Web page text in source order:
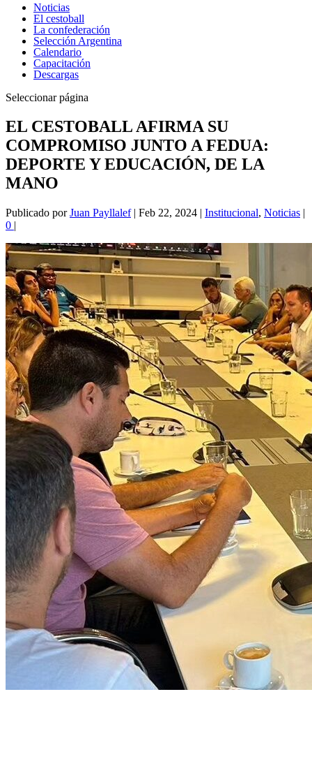
Noticias
El cestoball
La confederación
Selección Argentina
Calendario
Capacitación
Descargas
Seleccionar página
EL CESTOBALL AFIRMA SU
COMPROMISO JUNTO A FEDUA:
DEPORTE Y EDUCACIÓN, DE LA
MANO
Publicado porJuan Payllalef| Feb 22, 2024 | Institucional, Noticias |
0 |